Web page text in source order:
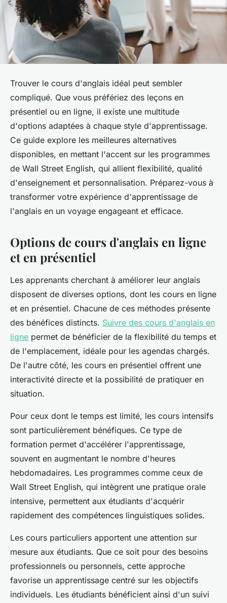
Trouver le cours d'anglais idéal peut sembler
compliqué. Que vous préfériez des leçons en
présentiel ou en ligne, il existe une multitude
d'options adaptées à chaque style d'apprentissage.
Ce guide explore les meilleures alternatives
disponibles, en mettant l'accent sur les programmes
de Wall Street English, qui allient flexibilité, qualité
d'enseignement et personnalisation. Préparez-vous à
transformer votre expérience d'apprentissage de
l'anglais en un voyage engageant et efficace.
Options de cours d'anglais en ligne
et en présentiel
Les apprenants cherchant à améliorer leur anglais
disposent de diverses options, dont les cours en ligne
et en présentiel. Chacune de ces méthodes présente
des bénéfices distincts. Suivre des cours d'anglais en
ligne permet de bénéficier de la flexibilité du temps et
de l'emplacement, idéale pour les agendas chargés.
De l'autre côté, les cours en présentiel offrent une
interactivité directe et la possibilité de pratiquer en
situation.
Pour ceux dont le temps est limité, les cours intensifs
sont particulièrement bénéfiques. Ce type de
formation permet d'accélérer l'apprentissage,
souvent en augmentant le nombre d'heures
hebdomadaires. Les programmes comme ceux de
Wall Street English, qui intègrent une pratique orale
intensive, permettent aux étudiants d'acquérir
rapidement des compétences linguistiques solides.
Les cours particuliers apportent une attention sur
mesure aux étudiants. Que ce soit pour des besoins
professionnels ou personnels, cette approche
favorise un apprentissage centré sur les objectifs
individuels. Les étudiants bénéficient ainsi d'un suivi